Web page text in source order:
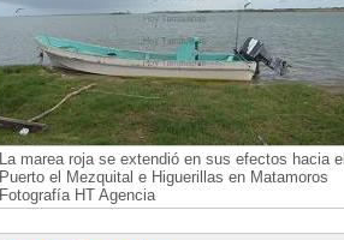
La marea roja se extendió en sus efectos hacia el
Puerto el Mezquital e Higuerillas en Matamoros
Fotografía HT Agencia